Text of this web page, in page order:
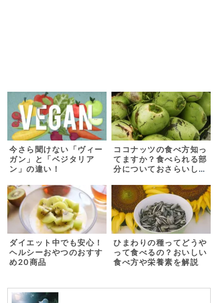
今さら聞けない「ヴィー
ガン」と「ベジタリア
ン」の違い！
ココナッツの食べ方知っ
てますか？食べられる部
分についておさらいしよ
ダイエット中でも安心！
ヘルシーおやつのおすす
め20商品
ひまわりの種ってどうや
って食べるの？おいしい
食べ方や栄養素を解説